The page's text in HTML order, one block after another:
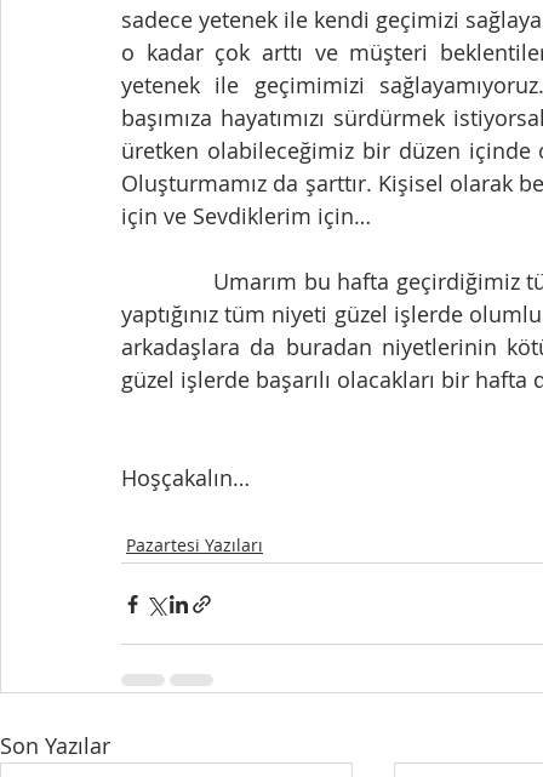
sadece yetenek ile kendi geçimizi
o kadar çok arttı ve müşteri
yetenek ile geçimimizi
başımıza hayatımızı sürdürmek
üretken olabileceğimiz bir düzen içinde
Oluşturmamız da şarttır. Kişisel olarak
için ve Sevdiklerim için…
yaptığınız tüm niyeti güzel işlerde
arkadaşlara da buradan niyetlerinin
güzel işlerde başarılı olacakları bir
Hoşçakalın…
Pazartesi Yazıları
Son Yazılar